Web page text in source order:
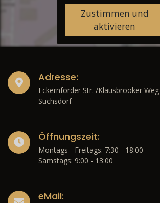
Zustimmen und
aktivieren
Adresse:
Eckernförder Str. /Klausbrooker
Suchsdorf
Öffnungszeit:
Montags - Freitags: 7:30 - 18:00
Samstags: 9:00 - 13:00
eMail: